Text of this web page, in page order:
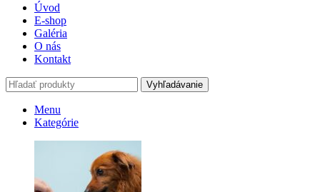
Úvod
E-shop
Galéria
O nás
Kontakt
Vyhľadávanie
Menu
Kategórie